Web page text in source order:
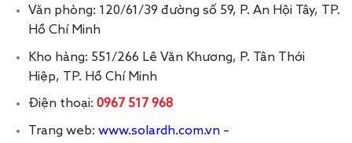
Văn phòng: 120/61/39 đường số 59, P. An Hội Tây, TP.
Hồ Chí Minh
Kho hàng: 551/266 Lê Văn Khương, P. Tân Thới
Hiệp, TP. Hồ Chí Minh
Điện thoại: 0967 517 968
Trang web: www.solardh.com.vn–